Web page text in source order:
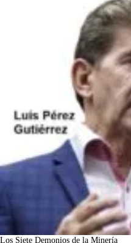
Los Siete Demonios de la Minería